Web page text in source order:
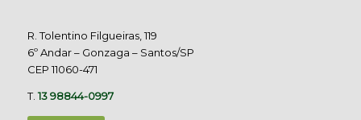
R. Tolentino Filgueiras, 119
6º Andar – Gonzaga – Santos/SP
CEP 11060-471
T.13 98844-0997